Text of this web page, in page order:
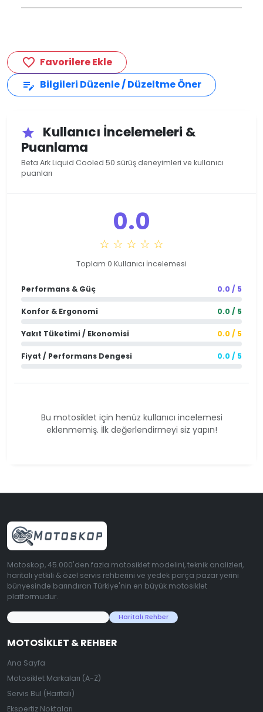
favorite_border Favorilere Ekle
edit_note Bilgileri Düzenle / Düzeltme Öner
star
Kullanıcı İncelemeleri &
Puanlama
Beta Ark Liquid Cooled 50 sürüş deneyimleri ve kullanıcı
puanları
0.0
☆ ☆ ☆ ☆ ☆
Toplam 0 Kullanıcı İncelemesi
Performans & Güç 0.0 / 5
Konfor & Ergonomi 0.0 / 5
Yakıt Tüketimi / Ekonomisi 0.0 / 5
Fiyat / Performans Dengesi 0.0 / 5
Bu motosiklet için henüz kullanıcı incelemesi
eklenmemiş. İlk değerlendirmeyi siz yapın!
Motoskop, 45.000'den fazla motosiklet modelini, teknik analizleri,
haritalı yetkili & özel servis rehberini ve yedek parça pazar yerini
bünyesinde barındıran Türkiye'nin en büyük motosiklet
platformudur.
Haritalı Rehber
MOTOSIKLET & REHBER
Ana Sayfa
Motosiklet Markaları (A-Z)
Servis Bul (Haritalı)
Ekspertiz Noktaları